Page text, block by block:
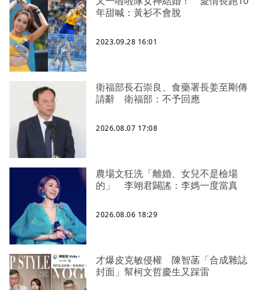
年甜喊：黃衫不會脫
2023.09.28 16:01
衛福部長石崇良、食藥署長姜至剛傳
請辭 衛福部：不予回應
2026.08.07 17:08
農場文狂洗「離婚、女兒不是檢場
的」 李翊君闢謠：李媽一度當真
2026.08.06 18:29
才爆皮克敏侵權 陳智菡「合成雜誌
封面」幫柯文哲慶生又踩雷